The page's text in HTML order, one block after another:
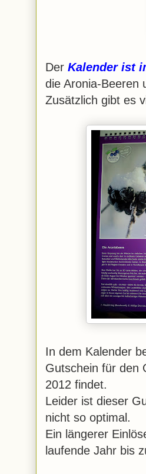
Der Kalender ist
die Aronia-Beeren
Zusätzlich gibt es
In dem Kalender
Gutschein für den
2012 findet.
Leider ist dieser
nicht so optimal.
Ein längerer
laufende Jahr bis